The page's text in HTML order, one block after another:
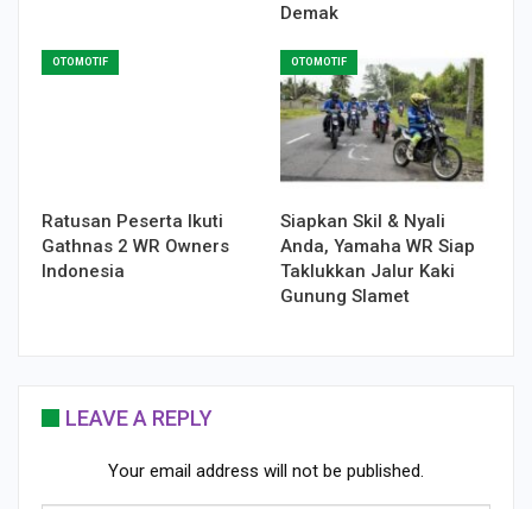
Demak
OTOMOTIF
Ratusan Peserta Ikuti
Gathnas 2 WR Owners
Indonesia
OTOMOTIF
Siapkan Skil & Nyali
Anda, Yamaha WR Siap
Taklukkan Jalur Kaki
Gunung Slamet
LEAVE A REPLY
Your email address will not be published.